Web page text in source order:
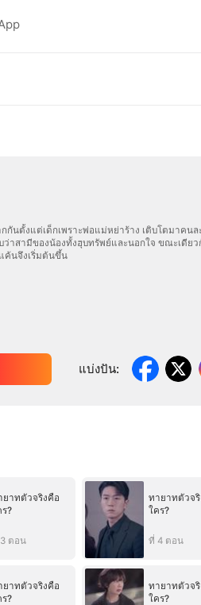
นตั้งแต่เด็กเพราะพ่อแม่หย่าร้าง เติบโตมาคน
าสามีของน้องทั้งฮุบทรัพย์และนอกใจ ขณะเดีย
ค้นจึงเริ่มต้นขึ้น
แบ่งปัน:
ยาทตัวจริงคือ
?
ตอน
ทายาทตัวจ
ใคร?
ที่ 4 ตอน
ยาทตัวจริงคือ
?
ทายาทตัวจ
ใคร?